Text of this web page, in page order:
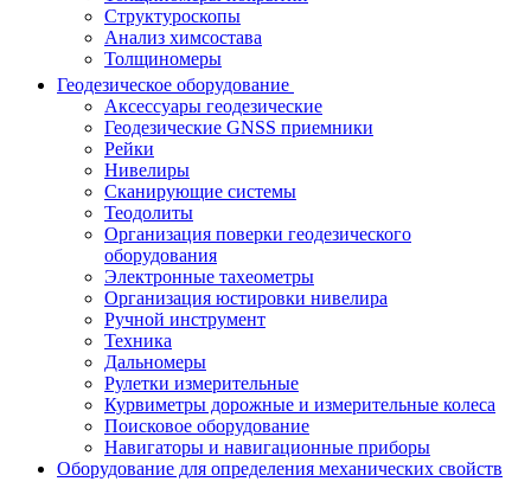
Структуроскопы
Анализ химсостава
Толщиномеры
Геодезическое оборудование
Аксессуары геодезические
Геодезические GNSS приемники
Рейки
Нивелиры
Сканирующие системы
Теодолиты
Организация поверки геодезического
оборудования
Электронные тахеометры
Организация юстировки нивелира
Ручной инструмент
Техника
Дальномеры
Рулетки измерительные
Курвиметры дорожные и измерительные колеса
Поисковое оборудование
Навигаторы и навигационные приборы
Оборудование для определения механических свойств